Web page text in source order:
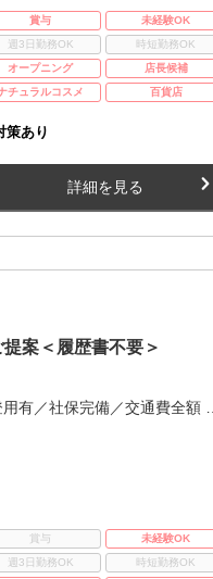
賞与
未経験OK
週3日勤務OK
時短勤務OK
オープニング
店長候補
チュラルコスメ 百貨店
策あり
詳細を見る
案＜履歴書不要＞
有／社保完備／交通費全額 …
賞与
未経験OK
週3日勤務OK
時短勤務OK